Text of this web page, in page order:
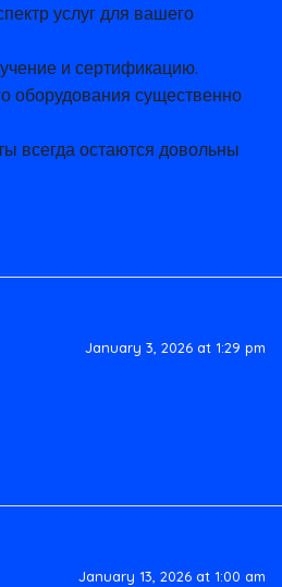
услуг для вашего
и сертификацию.
оборудования существенно
всегда остаются довольны
January 3, 2026 at 1:29 pm
January 13, 2026 at 1:00 am